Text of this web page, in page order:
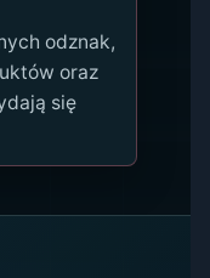
odznak,
oraz
się